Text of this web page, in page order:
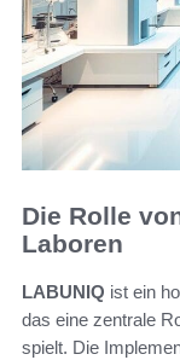
Die Rolle
Laboren
LABUNIQ ist ein
das eine zentrale
spielt. Die